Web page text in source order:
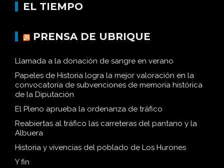
EL TIEMPO
PRENSA DE UBRIQUE
Llamada a la donación de sangre en verano
Papeles de Historia logra la mejor valoración en la
convocatoria de subvenciones de memoria histórica
de la Diputación
El Pleno aprueba la ordenanza de tráfico
Reabiertas al tráfico las carreteras del pantano y la
Albuera
Historia y vivencias del poblado de Los Hurones
Y fin